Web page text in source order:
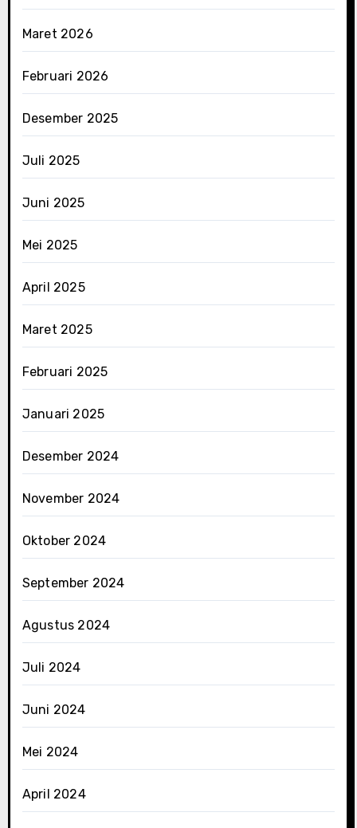
Maret 2026
Februari 2026
Desember 2025
Juli 2025
Juni 2025
Mei 2025
April 2025
Maret 2025
Februari 2025
Januari 2025
Desember 2024
November 2024
Oktober 2024
September 2024
Agustus 2024
Juli 2024
Juni 2024
Mei 2024
April 2024